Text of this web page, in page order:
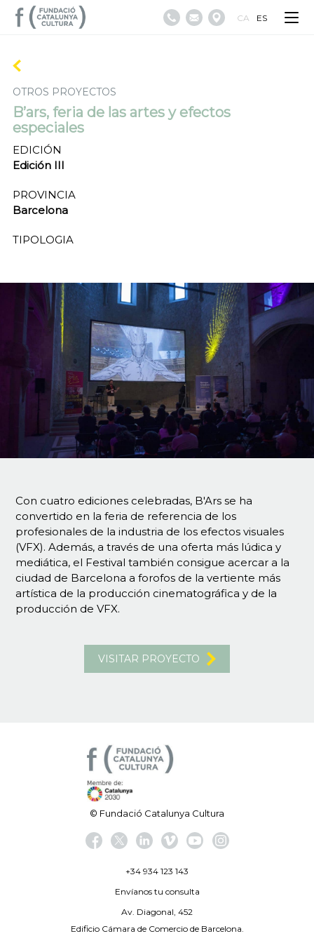
CA ES
OTROS PROYECTOS
B’ars, feria de las artes y efectos
especiales
EDICIÓN
Edición III
PROVINCIA
Barcelona
TIPOLOGIA
Con cuatro ediciones celebradas, B'Ars se ha
convertido en la feria de referencia de los
profesionales de la industria de los efectos visuales
(VFX). Además, a través de una oferta más lúdica y
mediática, el Festival también consigue acercar a la
ciudad de Barcelona a forofos de la vertiente más
artística de la producción cinematográfica y de la
producción de VFX.
VISITAR PROYECTO
© Fundació Catalunya Cultura
+34 934 123 143
Envíanos tu consulta
Av. Diagonal, 452
Edificio Cámara de Comercio de Barcelona.